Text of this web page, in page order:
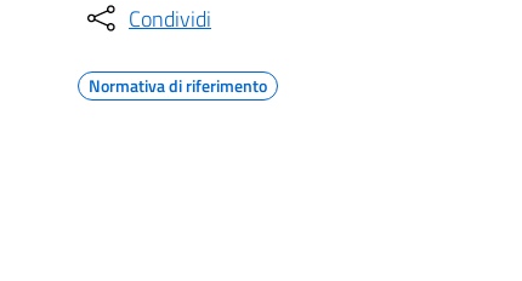
Condividi
Normativa di riferimento